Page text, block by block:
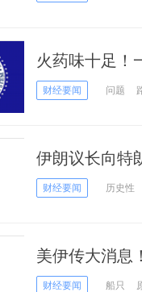
火药味十足！
错误”到“特朗
财经要闻 问题
伊朗议长向特
出新牌”！
财经要闻 历史性
美伊传大消息
判 油价大涨后
财经要闻 船只